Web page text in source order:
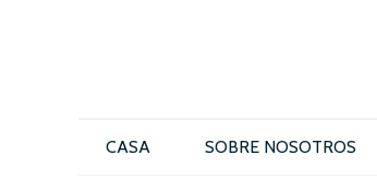
CASA SOBRE NOSOTROS